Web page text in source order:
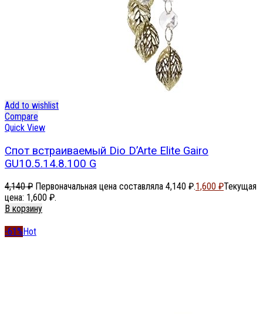
Add to wishlist
Compare
Quick View
Спот встраиваемый Dio D’Arte Elite Gairo
GU10.5.14.8.100 G
4,140₽ Первоначальная цена составляла 4,140 ₽.1,600 ₽Текущая
цена: 1,600 ₽.
В корзину
-61% Hot